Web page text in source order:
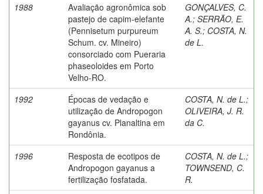
1988
Avaliação agronômica sob
pastejo de capim-elefante
(Pennisetum purpureum
Schum. cv. Mineiro)
consorciado com Pueraria
phaseoloides em Porto
Velho-RO.
GONÇALVES, C.
A.; SERRÃO, E.
A. S.; COSTA, N.
de L.
1992
Épocas de vedação e
utilização de Andropogon
gayanus cv. Planaltina em
Rondônia.
COSTA, N. de L.;
OLIVEIRA, J. R.
da C.
1996
Resposta de ecotipos de
Andropogon gayanus a
fertilização fosfatada.
COSTA, N. de L.;
TOWNSEND, C.
R.